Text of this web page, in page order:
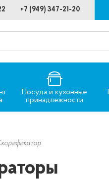
+7 (949) 347-21-20
Посуда и кухонные
принадлежности